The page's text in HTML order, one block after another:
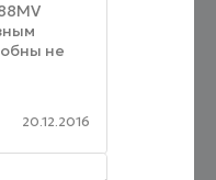
не
и с
самые
Шепот,
20.12.2016